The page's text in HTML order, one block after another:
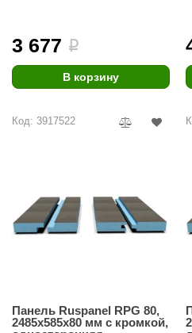
3 677 i
В корзину
Код: 3917522
Панель Ruspanel RPG 80,
2485х585х80 мм с кромкой,